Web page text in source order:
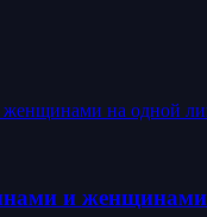
на одной
и